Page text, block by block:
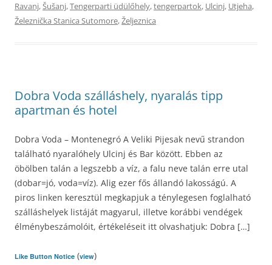
Ravanj,Šušanj,Tengerparti üdülőhely,tengerpartok, Ulcinj, Utjeha,
Železnička Stanica Sutomore,Željeznica
Dobra Voda szálláshely, nyaralás tipp
apartman és hotel
Dobra Voda – Montenegró A Veliki Pijesak nevű strandon
található nyaralóhely Ulcinj és Bar között. Ebben az
öbölben talán a legszebb a víz, a falu neve talán erre utal
(dobar=jó, voda=víz). Alig ezer fős állandó lakosságú. A
piros linken keresztül megkapjuk a ténylegesen foglalható
szálláshelyek listáját magyarul, illetve korábbi vendégek
élménybeszámolóit, értékeléseit itt olvashatjuk: Dobra […]
Like Button Notice (view)